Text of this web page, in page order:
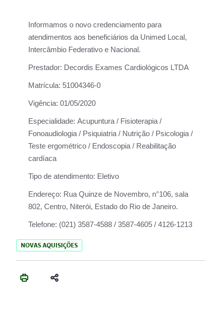
Informamos o novo credenciamento para
atendimentos aos beneficiários da Unimed Local,
Intercâmbio Federativo e Nacional.
Prestador: Decordis Exames Cardiológicos LTDA
Matrícula: 51004346-0
Vigência: 01/05/2020
Especialidade: Acupuntura / Fisioterapia /
Fonoaudiologia / Psiquiatria / Nutrição / Psicologia /
Teste ergométrico / Endoscopia / Reabilitação
cardíaca
Tipo de atendimento: Eletivo
Endereço: Rua Quinze de Novembro, n°106, sala
802, Centro, Niterói, Estado do Rio de Janeiro.
Telefone: (021) 3587-4588 / 3587-4605 / 4126-1213
NOVAS AQUISIÇÕES